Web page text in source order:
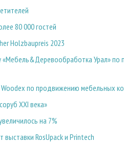
80 000 гостей
Holzbaupreis 2023
«Мебель&Деревообработка Урал» по
Woodex по продвижению мебельных
XXI века»
на 7%
RosUpack и Printech